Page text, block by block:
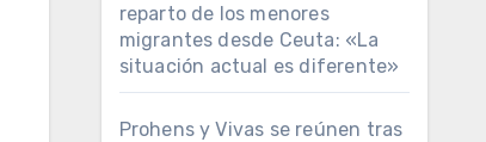
reparto de los menores
migrantes desde Ceuta: «La
situación actual es diferente»
Prohens y Vivas se reúnen tras